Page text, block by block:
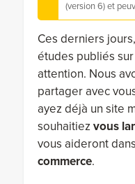
(version 6) et
Ces derniers
études publiés
attention. Nous
partager avec
ayez déjà un site
souhaitiezvous
vous aideront
commerce.